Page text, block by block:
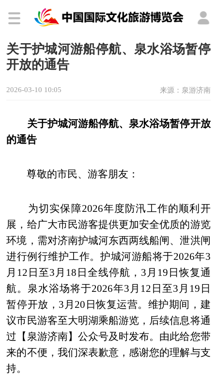
关于护城河游船停航、泉水浴场暂停
开放的通告
2026-03-10 10:05 来源：泉游济南
关于护城河游船停航、泉水浴场暂停开放
的通告
尊敬的市民、游客朋友：
为切实保障2026年度防汛工作的顺利开
展，给广大市民游客提供更加安全优质的游览
环境，需对济南护城河东西两线船闸、泄洪闸
进行例行维护工作。护城河游船将于2026年3
月12日至3月18日全线停航，3月19日恢复通
航。泉水浴场将于2026年3月12日至3月19日
暂停开放，3月20日恢复运营。维护期间，建
议市民游客至大明湖乘船游览，后续信息将通
过【泉游济南】公众号及时发布。由此给您带
来的不便，我们深表歉意，感谢您的理解与支
持。